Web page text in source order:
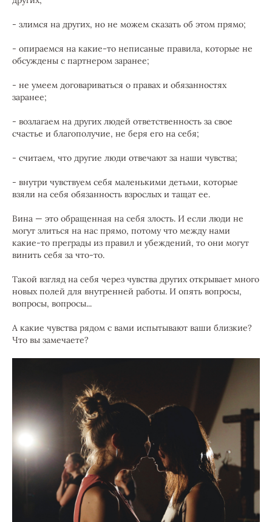
- злимся на других, но не можем сказать об этом прямо;
- опираемся на какие-то неписаные правила, которые не
обсуждены с партнером заранее;
- не умеем договариваться о правах и обязанностях
заранее;
- возлагаем на других людей ответственность за свое
счастье и благополучие, не беря его на себя;
- считаем, что другие люди отвечают за наши чувства;
- внутри чувствуем себя маленькими детьми, которые
взяли на себя обязанность взрослых и тащат ее.
Вина — это обращенная на себя злость. И если люди не
могут злиться на нас прямо, потому что между нами
какие-то преграды из правил и убеждений, то они могут
винить себя за что-то.
Такой взгляд на себя через чувства других открывает много
новых полей для внутренней работы. И опять вопросы,
вопросы, вопросы...
А какие чувства рядом с вами испытывают ваши близкие?
Что вы замечаете?